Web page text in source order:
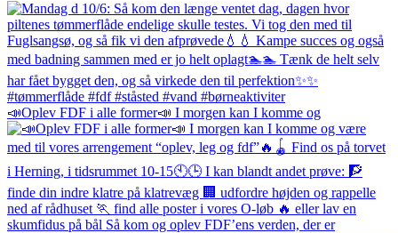
📣Oplev FDF i alle former📣 I morgen kan I komme og